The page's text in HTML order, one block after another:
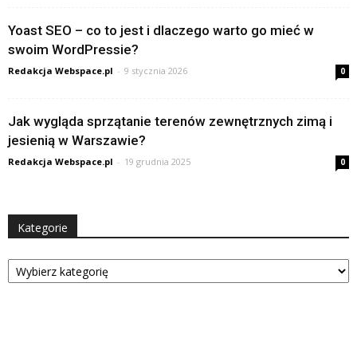
Yoast SEO – co to jest i dlaczego warto go mieć w
swoim WordPressie?
Redakcja Webspace.pl - 9 stycznia 2026 0
Jak wygląda sprzątanie terenów zewnętrznych zimą i
jesienią w Warszawie?
Redakcja Webspace.pl - 19 grudnia 2025 0
Kategorie
Kategorie